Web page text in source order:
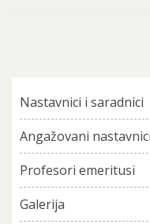
Nastavnici i saradnici
Angažovani
Profesori emeritusi
Galerija